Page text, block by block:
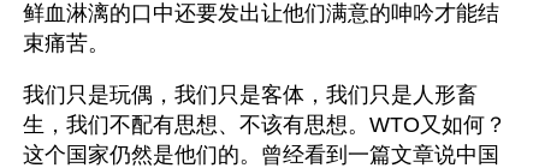
鲜血淋漓的口中还要发出让他们满意的呻吟才能结
束痛苦。
我们只是玩偶，我们只是客体，我们只是人形畜
生，我们不配有思想、不该有思想。WTO又如何？
这个国家仍然是他们的。曾经看到一篇文章说中国